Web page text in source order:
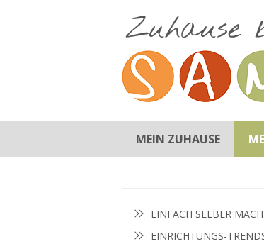
MEIN ZUHAUSE
EINFACH SELBER
EINRICHTUNGS-